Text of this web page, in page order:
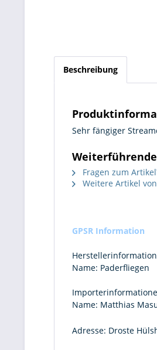
Beschreibung
Sehr fängiger
Fragen zum
Weitere Artikel
GPSR Information
Name: Paderfliegen
Name: Matthias
Adresse: Droste